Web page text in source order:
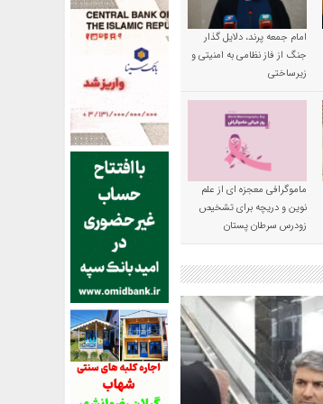
امام جمعه پرند، دلایل گذار
جنگ از فاز نظامی به امنیتی و
زیرساختی
ماموگرافی معجزه ای از علم
نوین و دریچه برای تشخیص
زودرس سرطان پستان